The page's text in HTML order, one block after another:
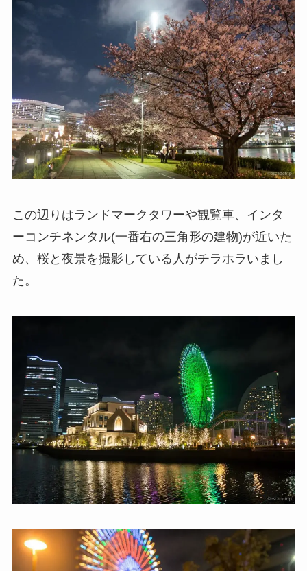
この辺りはランドマークタワーや観覧車、インタ
ーコンチネンタル(一番右の三角形の建物)が近いた
め、桜と夜景を撮影している人がチラホラいまし
た。